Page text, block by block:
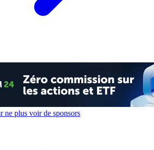
ne plus voir de sponsors